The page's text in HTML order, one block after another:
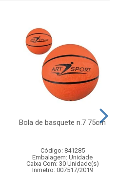
Bola de basquete n.7 75cm
Código: 841285
Embalagem: Unidade
Caixa Com: 30 Unidade(s)
Inmetro: 007517/2019